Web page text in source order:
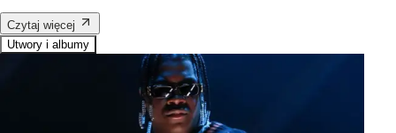
Czytaj więcej
Utwory i albumy